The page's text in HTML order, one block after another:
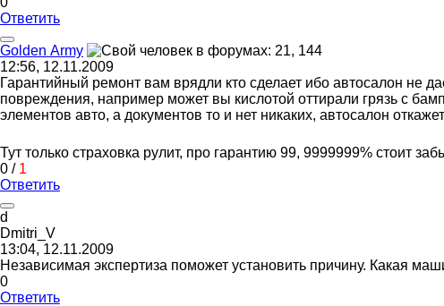
Ответить
Golden Army
12:56, 12.11.2009
Гарантийный ремонт вам врядли кто сделает ибо автосалон не
повреждения, например может вы кислотой оттирали грязь с
элементов авто, а документов то и нет никаких, автосалон
Тут только страховка рулит, про гарантию 99, 9999999% стоит
0 / 1
Ответить
d
Dmitri_V
13:04, 12.11.2009
Независимая экспертиза поможет установить причину. Какая
0
Ответить